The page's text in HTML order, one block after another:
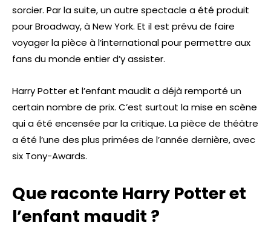
sorcier. Par la suite, un autre spectacle a été produit
pour Broadway, à New York. Et il est prévu de faire
voyager la pièce à l’international pour permettre aux
fans du monde entier d’y assister.
Harry Potter et l’enfant maudit a déjà remporté un
certain nombre de prix. C’est surtout la mise en scène
qui a été encensée par la critique. La pièce de théâtre
a été l’une des plus primées de l’année dernière, avec
six Tony-Awards.
Que raconte Harry Potter et
l’enfant maudit ?